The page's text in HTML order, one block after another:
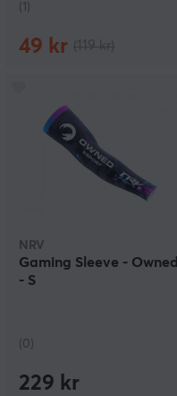
(1)
49 kr
NRV
Gaming Sleeve - Owned
- S
(0)
229 kr